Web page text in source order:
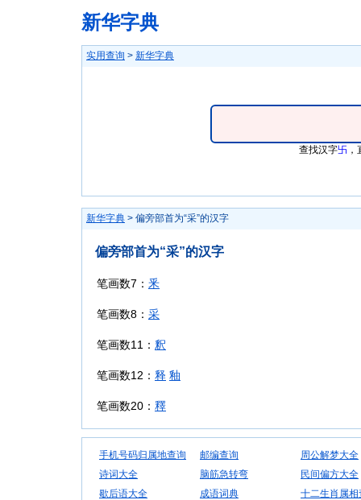
新华字典
实用查询 > 新华字典
查找汉字卐
新华字典 > 偏旁部首为“采”的汉字
偏旁部首为“采”的汉字
笔画数7： 釆
笔画数8： 采
笔画数11： 釈
笔画数12： 释 釉
笔画数20： 釋
手机号码归属地查询 邮编查询
周公解梦大全
诗词大全
脑筋急转弯
民间偏方大全
歇后语大全
成语词典
十二生肖属相